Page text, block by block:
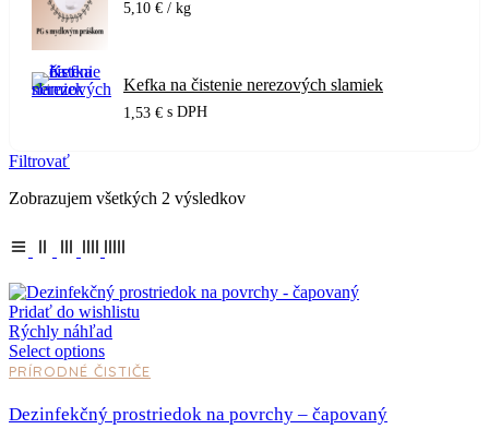
5,10 € / kg
Kefka na čistenie nerezových slamiek
1,53 € s DPH
Filtrovať
Zobrazujem všetkých 2 výsledkov
Pridať do wishlistu
Rýchly náhľad
Select options
PRÍRODNÉ ČISTIČE
Dezinfekčný prostriedok na povrchy – čapovaný